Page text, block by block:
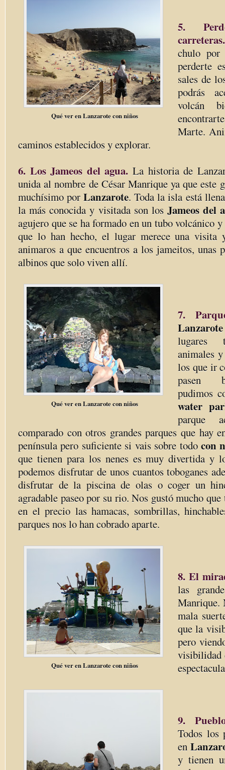
Qué ver en Lanzarote con niños
5.
carreteras.
chulo
perderte
sales de
podrás
volcán
Marte.
caminos establecidos y explorar.
6. Los Jameos del agua. La historia de
unida al nombre de César Manrique ya que este
muchísimo por Lanzarote. Toda la isla está
la más conocida y visitada son losJameos del
agujero que se ha formado en un tubo volcánico
que lo han hecho, el lugar merece una visita
animaros a que encuentros a los jameitos, unas
albinos que solo viven allí.
Qué ver en Lanzarote con niños
7.
Lanzarote
lugares
animales
los que ir
pasen
pudimos
water
parque
comparado con otros grandes parques que hay
península pero suficiente si vais sobre todo con
que tienen para los nenes es muy divertida y
podemos disfrutar de unos cuantos toboganes
disfrutar de la piscina de olas o coger un
agradable paseo por su rio. Nos gustó mucho
en el precio las hamacas, sombrillas,
parques nos lo han cobrado aparte.
Qué ver en Lanzarote con niños
8. El
las
Manrique.
mala
que la
pero
visibilidad
9.
Todos los
en
y tienen